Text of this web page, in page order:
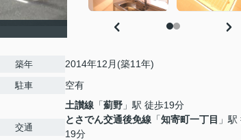
築年 2014年12月(築11年)
駐車 空有
交通
土讃線 「薊野 」駅 徒歩19分
とさでん交通後免線 「知寄町一丁目 」
19分